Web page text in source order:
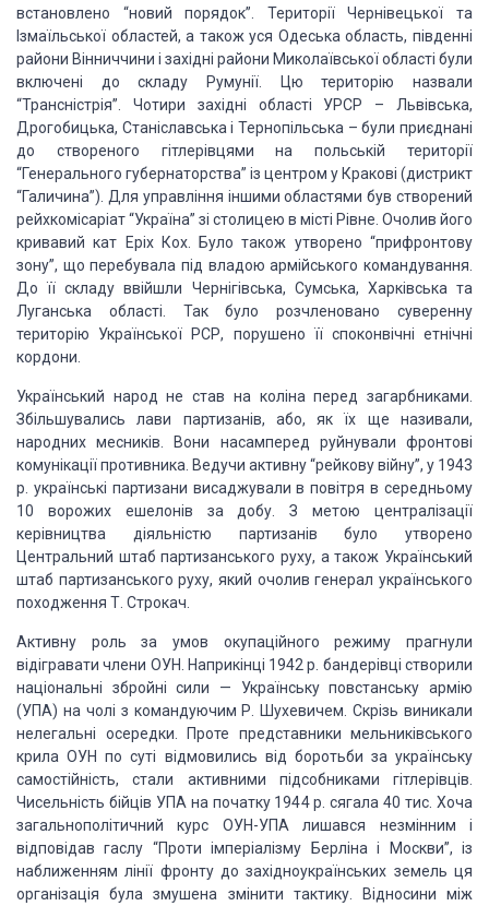
встановлено “новий порядок”. Території Чернівецької та
Ізмаїльської областей, а також уся Одеська область, південні
райони Вінниччини і західні райони Миколаївської області були
включені до складу Румунії. Цю територію назвали
“Трансністрія”.
Чотири західні області УРСР – Львівська,
Дрогобицька, Станіславська і Тернопільська – були приєднані
до створеного гітлерівцями на польській території
“Генерального губернаторства” із центром у Кракові (дистрикт
“Галичина”). Для управління іншими областями був створений
рейхкомісаріат “Україна” зі столицею в місті Рівне. Очолив його
кривавий кат Еріх Кох. Було також утворено “прифронтову
зону”, що перебувала під владою армійського командування.
До її складу ввійшли Чернігівська, Сумська, Харківська та
Луганська області. Так було розчленовано суверенну
територію Української РСР, порушено її споконвічні етнічні
кордони.
Український народ не став на коліна перед загарбниками.
Збільшувались лави партизанів, або, як їх ще називали,
народних месників. Вони насамперед руйнували фронтові
комунікаціїпротивника. Ведучи активну “рейкову війну”, у 1943
р. українські партизани висаджували в повітря в середньому
10 ворожих ешелонів за добу. З метою централізації
керівництва діяльністю партизанів було утворено
Центральний штаб партизанського руху, а також Український
штаб партизанського руху, який очолив генерал українського
походження Т. Строкач.
Активну роль за умов окупаційного режиму прагнули
відігравати члени ОУН. Наприкінці 1942 р. бандерівці створили
національні збройні сили — Українську повстанську армію
(УПА) на чолі з командуючим Р. Шухевичем. Скрізь виникали
нелегальні осередки. Проте представники мельниківського
крила ОУН по суті відмовились від боротьби за українську
самостійність, стали активними підсобниками гітлерівців.
Чисельність бійців УПА на початку 1944 р. сягала 40 тис. Хоча
загальнополітичний курс ОУН-УПА лишався незмінним і
відповідав гаслу “Проти імперіалізму Берліна і Москви”, із
наближенням лінії фронту до західноукраїнських земель ця
організація була змушена змінити тактику. Відносини між